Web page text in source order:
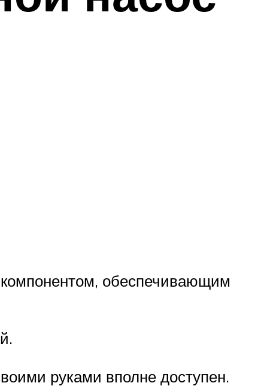
обеспечивающим
руками вполне доступен.